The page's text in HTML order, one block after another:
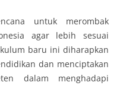
untuk merombak
agar lebih sesuai
baru ini diharapkan
dan menciptakan
dalam menghadapi